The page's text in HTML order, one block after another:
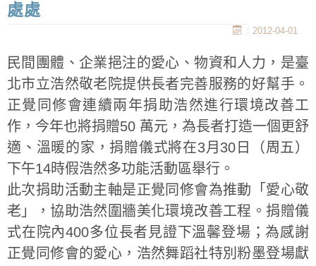
處處
: 2012-04-01
民間團體、企業挹注的愛心、物資和人力，是臺
北市立浩然敬老院提供長者完善服務的好幫手。
正覺同修會連續兩年捐助浩然進行環境改善工
作，今年也將捐贈50 萬元，為長者打造一個更舒
適、溫暖的家，捐贈儀式將在3月30日（周五）
下午14時假浩然多功能活動區舉行。
此次捐助活動主軸是正覺同修會為推動「愛心敬
老」，協助浩然圍牆美化環境改善工程。捐贈儀
式在院內400多位長者見證下溫馨登場；為感謝
正覺同修會的愛心，浩然舞蹈社特別粉墨登場獻